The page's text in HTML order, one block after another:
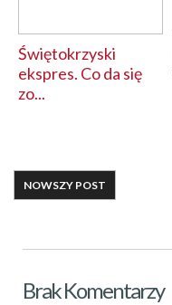
Świętokrzyski
ekspres. Co da się
zo...
NOWSZY POST
Brak Komentarzy